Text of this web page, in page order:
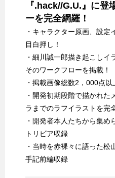
『.hack//G.U.』に登
ーを完全網羅！
・キャラクター原画、設
目白押し！
・細川誠一郎描き起こし
そのワークフローを掲載！
・掲載画像総数2，000点以
・開発初期段階で描かれた
ラまでのラフイラストを完
・開発者本人たちから集
トリビア収録
・当時を赤裸々に語った
手記前編収録